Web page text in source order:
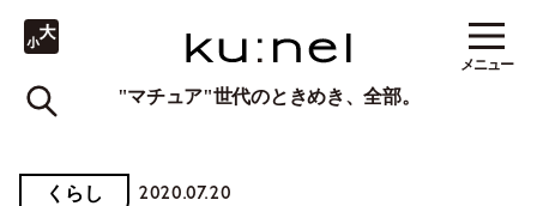
"マチュア"世代のときめき、全部。
メニュー
くらし 2020.07.20